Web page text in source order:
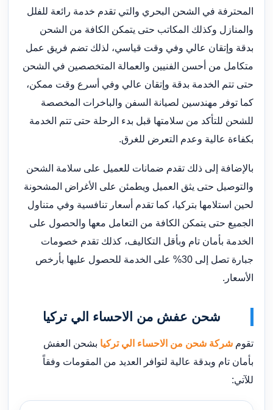
المحترفة في الشحن البحري والتي تقدم خدمة رائعة للفلل
والمنازل وكذلك المكاتب حتى يتمكن الكافة من الشحن
بدقة وإتقان عالي وفي وقت قياسي، لذلك تضم فريق عمل
متكامل من أحسن الفنيين والعمالة المتخصصين في الشحن
حتى تتم الخدمة بدقة وإتقان عالي وفي أسرع وقت ممكن،
كما توفر مهندسين لصيانة السفن والباخرات المخصصة
للشحن للتأكد من سلامتها قبل بدء الرحلة حتى تتم الخدمة
بكفاءة عالية وعدم التعرض للغرق.
بالإضافة إلى ذلك تقدم ضمانات للعميل على سلامة الشحن
والتوصيل حتى يثق العميل ويطمئن على الأغراض المشحونة
لحين استلامها بتركيا، كما تقدم أسعار تنافسية وفي متناول
الجميع حتى يتمكن الكافة من التعامل معها والحصول على
الخدمة بأمان تام وبأقل التكاليف، كذلك تقدم خصومات
جبارة تصل إلى 30% على الخدمة للحصول عليها بأرخص
الأسعار.
شحن عفش من الاحساء الي تركيا
تقومشركة شحن من الاحساء الي تركيابشحن العفش
بأمان تام وبدقة عالية لتوافر العديد من المقومات وفقاً
للآتي: